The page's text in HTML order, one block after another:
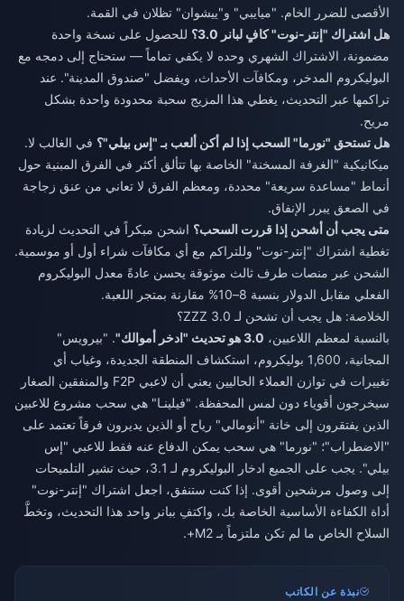
الأقصى للضرر الخام. "ميايبي" و"ييشوان" تظلان في القمة.
هل اشتراك "إنتر-نوت" كافٍ لبانر 3.0؟
للحصول على نسخة واحدة
مضمونة، الاشتراك الشهري وحده لا يكفي تماماً — ستحتاج إلى دمجه مع
البوليكروم المدخر، ومكافآت الأحداث، ويفضل "صندوق المدينة". عند
تراكمها عبر التحديث، يغطي هذا المزيج سحبة محدودة واحدة بشكل
مريح.
هل تستحق "نورما" السحب إذا لم أكن ألعب بـ "إس بيلي"؟ في الغالب لا.
ميكانيكية "الغرفة المسخنة" الخاصة بها تتألق أكثر في الفرق المبنية حول
أنماط "مساعدة سريعة" محددة، ومعظم الفرق لا تعاني من عنق زجاجة
في الصعق يبرر الإنفاق.
متى يجب أن أشحن إذا قررت السحب؟ اشحن مبكراً في التحديث لزيادة
تغطية اشتراك "إنتر-نوت" وللتراكم مع أي مكافآت شراء أول أو موسمية.
الشحن عبر منصات طرف ثالث موثوقة يحسن عادةً معدل البوليكروم
الفعلي مقابل الدولار بنسبة 8–10% مقارنة بمتجر اللعبة.
الخلاصة: هل يجب أن تشحن لـ ZZZ 3.0؟
بالنسبة لمعظم اللاعبين، 3.0 هو تحديث "ادخر أموالك"
. "بيرويس"
المجانية، 1,600 بوليكروم، استكشاف المنطقة الجديدة، وغياب أي
تغييرات في توازن العملاء الحاليين يعني أن لاعبي F2P والمنفقين الصغار
سيخرجون أقوياء دون لمس المحفظة. "فيلينـا" هي سحب مشروع للاعبين
الذين يفتقرون إلى خانة "أنومالي" رياح أو الذين يديرون فرقاً تعتمد على
"الاضطراب"؛ "نورما" هي سحب يمكن الدفاع عنه فقط للاعبي "إس
بيلي". يجب على الجميع ادخار البوليكروم لـ 3.1، حيث تشير التلميحات
إلى وصول مرشحين أقوى. إذا كنت ستنفق، اجعل اشتراك "إنتر-نوت"
أداة الكفاءة الأساسية الخاصة بك، واكتفِ ببانر واحد هذا التحديث، وتخطَّ
السلاح الخاص ما لم تكن ملتزماً بـ M2+.
نبذة عن الكاتب